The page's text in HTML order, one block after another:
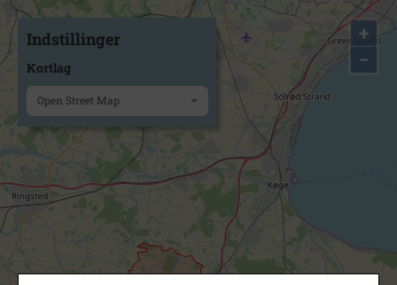
+
−
Indstillinger
Kortlag
Open Street Map